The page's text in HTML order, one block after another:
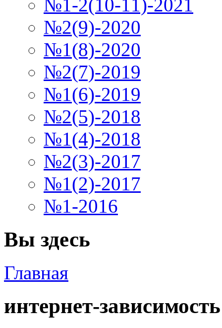
№1-2(10-11)-2021
№2(9)-2020
№1(8)-2020
№2(7)-2019
№1(6)-2019
№2(5)-2018
№1(4)-2018
№2(3)-2017
№1(2)-2017
№1-2016
Вы здесь
Главная
интернет-зависимость